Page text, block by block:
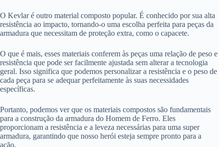
O Kevlar é outro material composto popular. É conhecido por sua alta
resistência ao impacto, tornando-o uma escolha perfeita para peças da
armadura que necessitam de proteção extra, como o capacete.
O que é mais, esses materiais conferem às peças uma relação de peso e
resistência que pode ser facilmente ajustada sem alterar a tecnologia
geral. Isso significa que podemos personalizar a resistência e o peso de
cada peça para se adequar perfeitamente às suas necessidades
específicas.
Portanto, podemos ver que os materiais compostos são fundamentais
para a construção da armadura do Homem de Ferro. Eles
proporcionam a resistência e a leveza necessárias para uma super
armadura, garantindo que nosso herói esteja sempre pronto para a
ação.